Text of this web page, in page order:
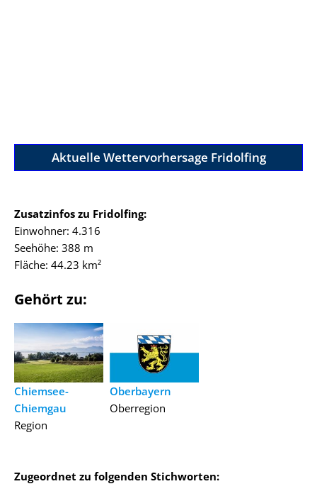
Aktuelle Wettervorhersage Fridolfing
Zusatzinfos zu Fridolfing:
Einwohner: 4.316
Seehöhe: 388 m
Fläche: 44.23 km²
Gehört zu:
Chiemsee-
Chiemgau
Region
Oberbayern
Oberregion
Zugeordnet zu folgenden Stichworten: